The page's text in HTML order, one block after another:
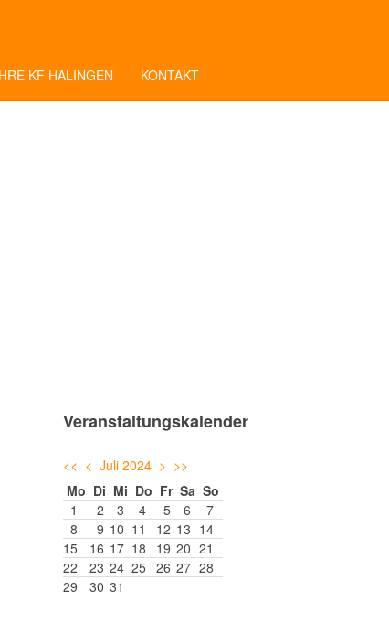
KF HALINGEN KONTAKT
Veranstaltungskalender
<< < Juli 2024 > >>
Mo Di Mi Do Fr Sa So
1
2 3 4 5 6
7
8
9 10 11 12 13 14
15
16 17 18 19 20 21
22
23 24 25 26 27 28
29
30 31